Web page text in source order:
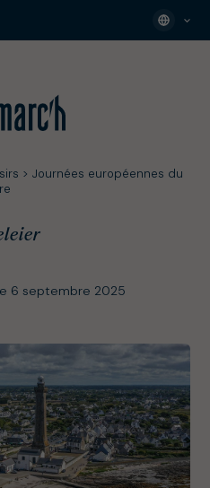
>Journées européennes du
6 septembre 2025